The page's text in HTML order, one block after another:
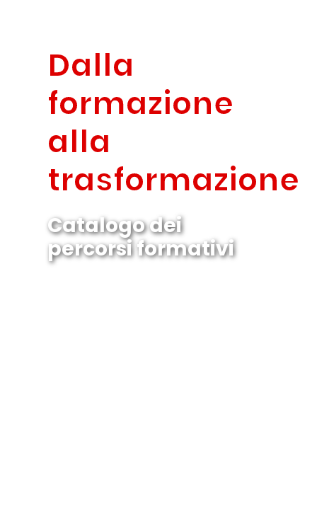
Dalla
formazione
alla
trasformazione
Catalogo dei
percorsi formativi